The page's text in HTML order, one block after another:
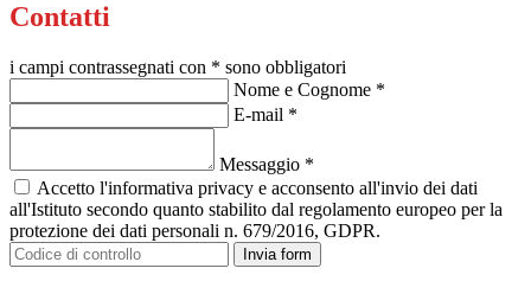
Contatti
i campi contrassegnati con * sono obbligatori
Nome e Cognome *
E-mail *
Messaggio *
Accetto l'informativa privacy e acconsento all'invio dei dati
all'Istituto secondo quanto stabilito dal regolamento europeo per la
protezione dei dati personali n. 679/2016, GDPR.
Invia form